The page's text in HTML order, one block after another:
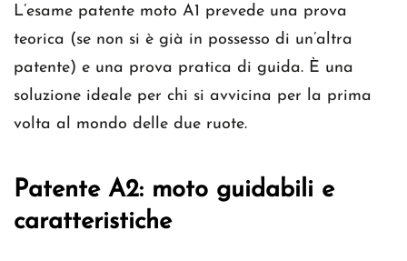
L’esame patente moto A1 prevede una prova
teorica (se non si è già in possesso di un’altra
patente) e una prova pratica di guida. È una
soluzione ideale per chi si avvicina per la prima
volta al mondo delle due ruote.
Patente A2: moto guidabili e
caratteristiche